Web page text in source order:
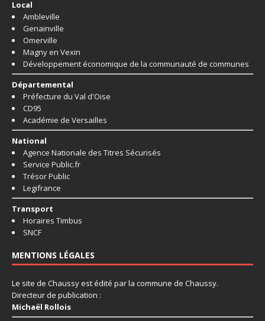
Local
Ambleville
Genainville
Omerville
Magny en Vexin
Développement économique de la communauté de communes
Départemental
Préfecture du Val d'Oise
CD95
Académie de Versailles
National
Agence Nationale des Titres Sécurisés
Service Public.fr
Trésor Public
Legifrance
Transport
Horaires Timbus
SNCF
MENTIONS LÉGALES
Le site de Chaussy est édité par la commune de Chaussy.
Directeur de publication :
Michaël Rollois